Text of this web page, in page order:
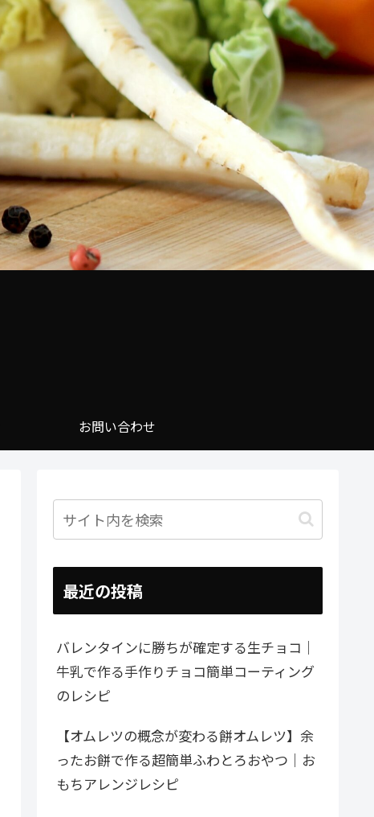
お問い合わせ
最近の投稿
バレンタインに勝ちが確定する生チョコ｜
牛乳で作る手作りチョコ簡単コーティング
のレシピ
【オムレツの概念が変わる餅オムレツ】余
ったお餅で作る超簡単ふわとろおやつ｜お
もちアレンジレシピ